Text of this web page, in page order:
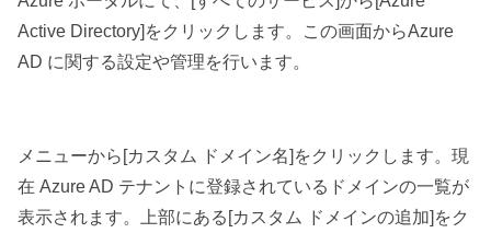
Active Directory]をクリックします。この画面からAzure
AD に関する設定や管理を行います。
メニューから[カスタム ドメイン名]をクリックします。現
在 Azure AD テナントに登録されているドメインの一覧が
表示されます。上部にある[カスタム ドメインの追加]をク